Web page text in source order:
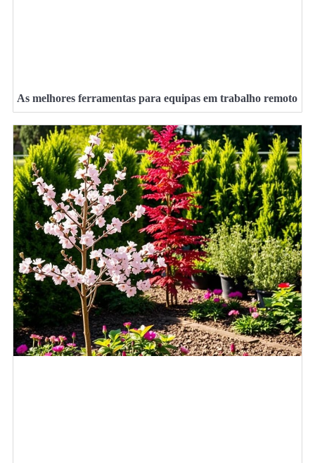
As melhores ferramentas para equipas em trabalho remoto